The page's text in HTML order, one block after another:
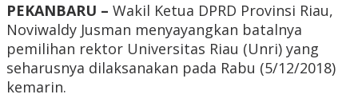
PEKANBARU – Wakil Ketua DPRD Provinsi Riau,
Noviwaldy Jusman menyayangkan batalnya
pemilihan rektor Universitas Riau (Unri) yang
seharusnya dilaksanakan pada Rabu (5/12/2018)
kemarin.